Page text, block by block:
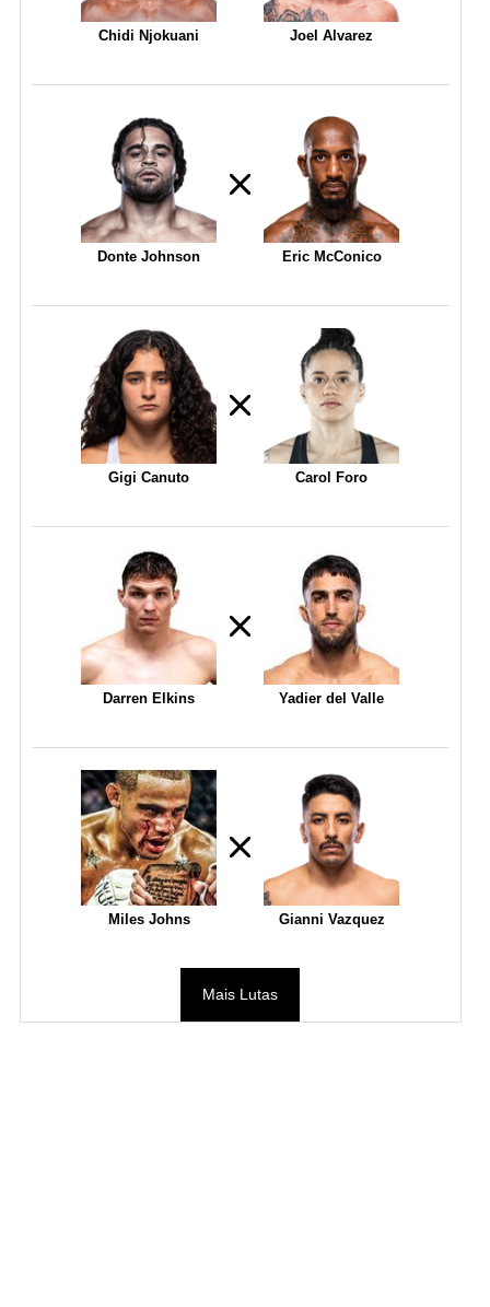
Chidi Njokuani Joel Alvarez
Donte Johnson Eric McConico
Gigi Canuto Carol Foro
Darren Elkins Yadier del Valle
Miles Johns Gianni Vazquez
Mais Lutas